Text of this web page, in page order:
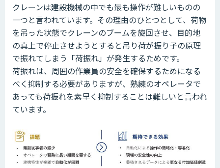
クレーンは建設機械の中でも最も操作が難しいものの
一つと言われています。その理由のひとつとして、荷物
を吊った状態でクレーンのブームを旋回させ、目的地
の真上で停止させようとすると吊り荷が振り子の原理
で振れてしまう「荷振れ」が発生するためです。
荷振れは、周囲の作業員の安全を確保するためになる
べく抑制する必要がありますが、熟練のオペレータで
あっても荷振れを素早く抑制することは難しいと言われ
ています。